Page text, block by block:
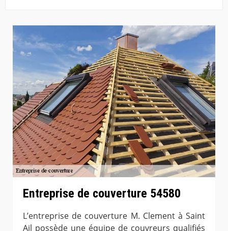
Entreprise de couverture 54580
L’entreprise de couverture M. Clement à Saint
Ail possède une équipe de couvreurs qualifiés